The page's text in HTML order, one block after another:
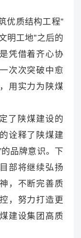
优质结构工程”
明工地”之后的
凭借着齐心协
次次突破中愈
用实力为陕煤
了陕煤建设的
诠释了陕煤建
品牌意识。下
部将继续弘扬
，不断完善质
，努力打造更
建设集团高质